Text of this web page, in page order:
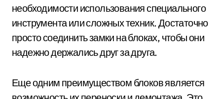
необходимости использования специального
инструмента или сложных техник. Достаточно
просто соединить замки на блоках, чтобы они
надежно держались друг за друга.
Еще одним преимуществом блоков является